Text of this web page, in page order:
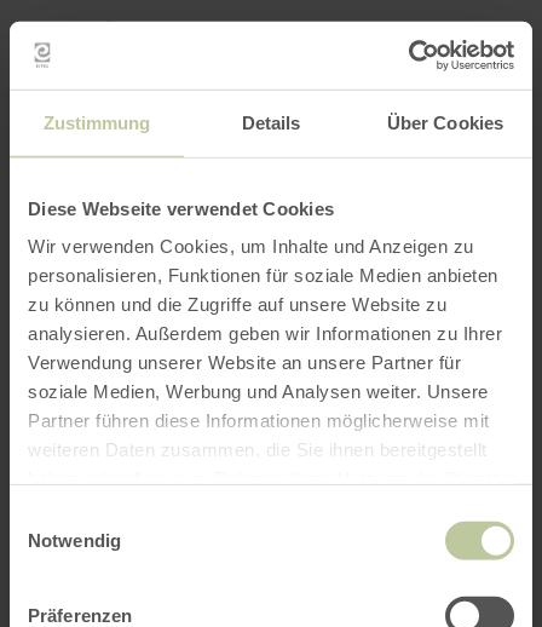
Zustimmung Details Über Cookies
Diese Webseite verwendet Cookies
Wir verwenden Cookies, um Inhalte und Anzeigen zu
personalisieren, Funktionen für soziale Medien anbieten
zu können und die Zugriffe auf unsere Website zu
analysieren. Außerdem geben wir Informationen zu Ihrer
Verwendung unserer Website an unsere Partner für
soziale Medien, Werbung und Analysen weiter. Unsere
Partner führen diese Informationen möglicherweise mit
weiteren Daten zusammen, die Sie ihnen bereitgestellt
Notwendig
Präferenzen
INTERAKTIVE KARTE
Filter öffnen